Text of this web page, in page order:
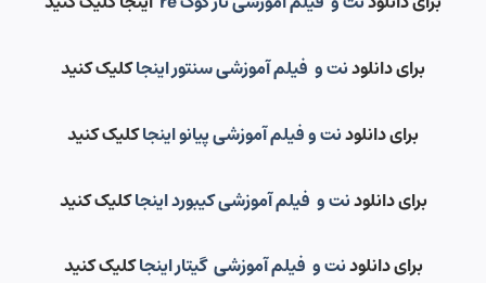
برای دانلودنت و فیلم آموزشی سنتور اینجاکلیک کنید
برای دانلودنت و فیلم آموزشی پیانو اینجاکلیک کنید
برای دانلودنت و فیلم آموزشی کیبورد اینجاکلیک کنید
برای دانلودنت و فیلم آموزشی گیتار اینجاکلیک کنید